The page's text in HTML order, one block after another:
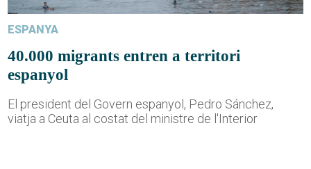
ESPANYA
40.000 migrants entren a territori
espanyol
El president del Govern espanyol, Pedro Sánchez,
viatja a Ceuta al costat del ministre de l'Interior